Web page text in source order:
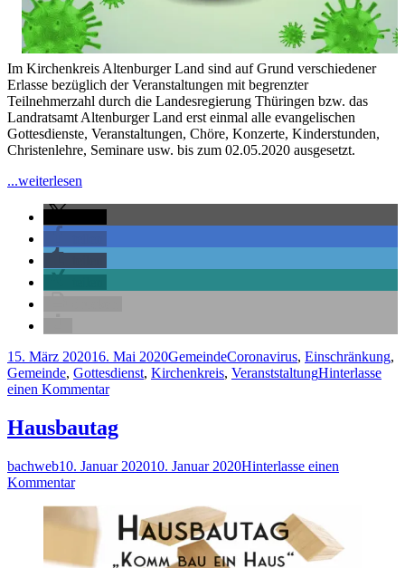
Im Kirchenkreis Altenburger Land sind auf Grund verschiedener
Erlasse bezüglich der Veranstaltungen mit begrenzter
Teilnehmerzahl durch die Landesregierung Thüringen bzw. das
Landratsamt Altenburger Land erst einmal alle evangelischen
Gottesdienste, Veranstaltungen, Chöre, Konzerte, Kinderstunden,
Christenlehre, Seminare usw. bis zum 02.05.2020 ausgesetzt.
...weiterlesen
Arbeit
durch
den
im
Altenburger
Veröffentlicht
am
15. März 202016. Mai 2020Kategorien
GemeindeSchlagwörter
Coronavirus, Einschränkung,
Gemeinde, Gottesdienst, Kirchenkreis, VeranststaltungHinterlasse
einen Kommentarzu
kirchlicher
Arbeit
den
Altenburger
Land
Hausbautag
Autor
bachwebVeröffentlicht
am
10. Januar 202010. Januar 2020Hinterlasse einen
Kommentarzu